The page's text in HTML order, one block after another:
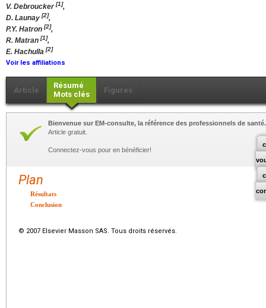
V. Debroucker[1],
D. Launay [2],
P.Y. Hatron [2],
R. Matran [1],
E. Hachulla [2]
Voir les affiliations
Article
Résumé
Mots clés
Figures
Bienvenue sur EM-consulte, la référence des professionnels de santé.
Article gratuit.
Connectez-vous pour en bénéficier!
Plan
Résultats
Conclusion
© 2007 Elsevier Masson SAS. Tous droits réservés.